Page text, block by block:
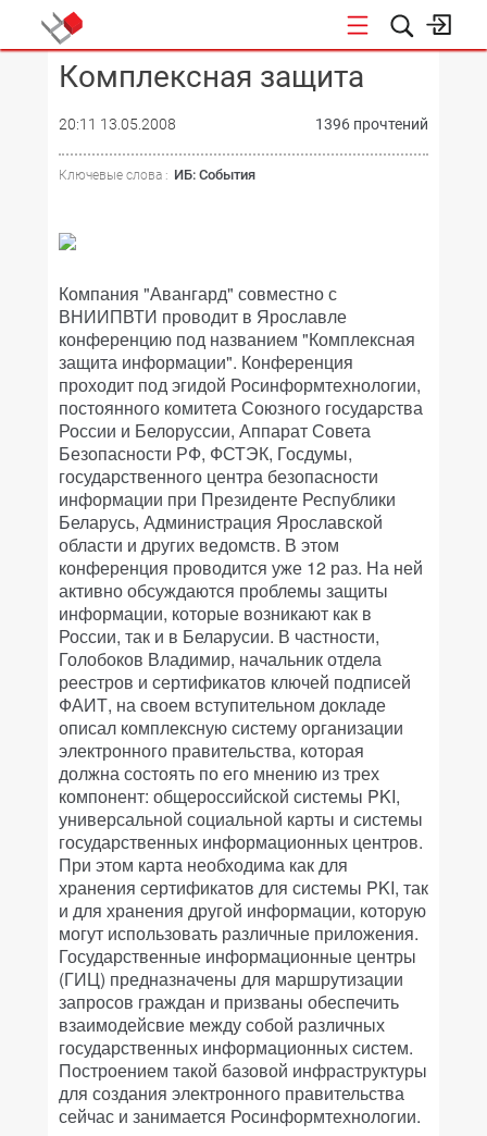
КОНФЕРЕНЦИИ
Комплексная защита
20:11 13.05.2008 1396 прочтений
Ключевые слова : ИБ: События
Компания "Авангард" совместно с
ВНИИПВТИ проводит в Ярославле
конференцию под названием "Комплексная
защита информации". Конференция
проходит под эгидой Росинформтехнологии,
постоянного комитета Союзного государства
России и Белоруссии, Аппарат Совета
Безопасности РФ, ФСТЭК, Госдумы,
государственного центра безопасности
информации при Президенте Республики
Беларусь, Администрация Ярославской
области и других ведомств. В этом
конференция проводится уже 12 раз. На ней
активно обсуждаются проблемы защиты
информации, которые возникают как в
России, так и в Беларусии. В частности,
Голобоков Владимир, начальник отдела
реестров и сертификатов ключей подписей
ФАИТ, на своем вступительном докладе
описал комплексную систему организации
электронного правительства, которая
должна состоять по его мнению из трех
компонент: общероссийской системы PKI,
универсальной социальной карты и системы
государственных информационных центров.
При этом карта необходима как для
хранения сертификатов для системы PKI, так
и для хранения другой информации, которую
могут использовать различные приложения.
Государственные информационные центры
(ГИЦ) предназначены для маршрутизации
запросов граждан и призваны обеспечить
взаимодейсвие между собой различных
государственных информационных систем.
Построением такой базовой инфраструктуры
для создания электронного правительства
сейчас и занимается Росинформтехнологии.